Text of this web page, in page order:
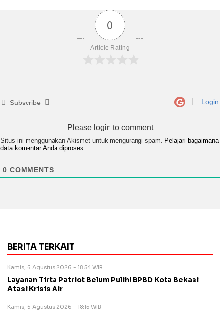
0
Article Rating
Subscribe Login
Please login to comment
Situs ini menggunakan Akismet untuk mengurangi spam. Pelajari bagaimana
data komentar Anda diproses
0 COMMENTS
BERITA TERKAIT
Kamis, 6 Agustus 2026 - 18:54 WIB
Layanan Tirta Patriot Belum Pulih! BPBD Kota Bekasi
Atasi Krisis Air
Kamis, 6 Agustus 2026 - 18:15 WIB